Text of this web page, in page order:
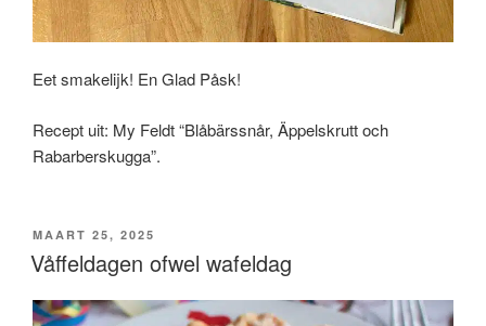
Eet smakelijk! En Glad Påsk!
Recept uit: My Feldt “Blåbärssnår, Äppelskrutt och
Rabarberskugga”.
GEPLAATST
OP
MAART 25, 2025
Våffeldagen ofwel wafeldag